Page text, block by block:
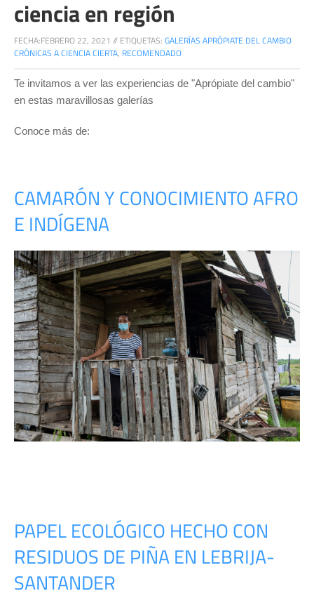
ciencia en región
FECHA:FEBRERO 22, 2021 // ETIQUETAS: GALERÍAS APRÓPIATE DEL CAMBIO
CRÓNICAS A CIENCIA CIERTA, RECOMENDADO
Te invitamos a ver las experiencias de "Aprópiate del cambio"
en estas maravillosas galerías
Conoce más de:
CAMARÓN Y CONOCIMIENTO AFRO
E INDÍGENA
PAPEL ECOLÓGICO HECHO CON
RESIDUOS DE PIÑA EN LEBRIJA-
SANTANDER